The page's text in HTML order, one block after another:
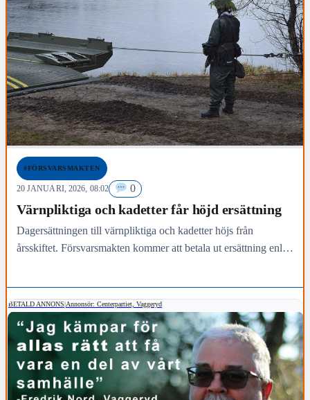
#FÖRSVARSMAKTEN
20 JANUARI, 2026, 08:02 0
Värnpliktiga och kadetter får höjd ersättning
Dagersättningen till värnpliktiga och kadetter höjs från
årsskiftet. Försvarsmakten kommer att betala ut ersättning enligt
BETALD ANNONS Annonsör: Centerpartiet, Vaggeryd